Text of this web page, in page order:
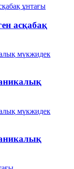
асқабақ